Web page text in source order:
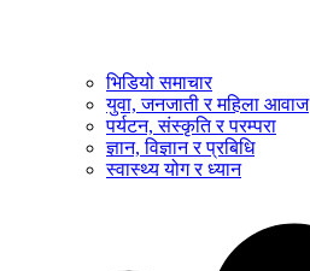
भिडियो समाचार
युवा, जनजाती र महिला आवाज
पर्यटन, संस्कृति र परम्परा
ज्ञान, विज्ञान र प्रबिधि
स्वास्थ्य योग र ध्यान